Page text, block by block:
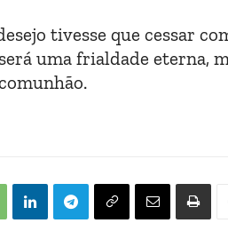
tivesse que cessar
uma frialdade eterna,